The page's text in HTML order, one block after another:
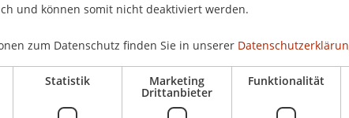
in Education and Training" (2025). ECIS 2025
education/education/6
von KI-Initiativen
und können somit nicht deaktiviert werden.
zum Datenschutz finden Sie in unserer
Statistik Marketing
Drittanbieter
Funktionalität